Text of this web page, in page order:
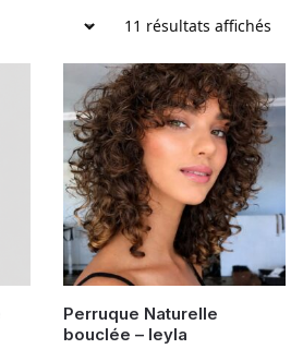
11 résultats affichés
Perruque Naturelle
bouclée – leyla